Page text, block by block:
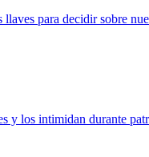
para decidir sobre
y los intimidan durante